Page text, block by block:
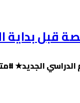
قبل بداية
الجديد★